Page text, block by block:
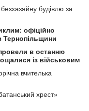
будівлю за
офіційно
Тернопільщини
провели в останню
із військовим
вчителька
хрест»